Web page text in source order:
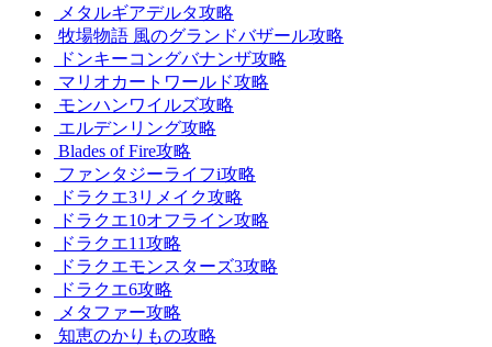
メタルギアデルタ攻略
牧場物語 風のグランドバザール攻略
ドンキーコングバナンザ攻略
マリオカートワールド攻略
モンハンワイルズ攻略
エルデンリング攻略
Blades of Fire攻略
ファンタジーライフi攻略
ドラクエ3リメイク攻略
ドラクエ10オフライン攻略
ドラクエ11攻略
ドラクエモンスターズ3攻略
ドラクエ6攻略
メタファー攻略
知恵のかりもの攻略